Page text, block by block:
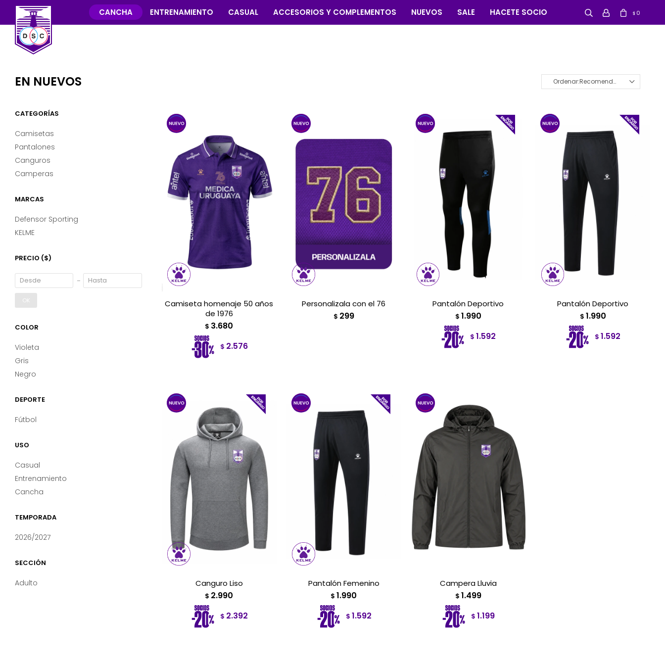
CANCHA ENTRENAMIENTO CASUAL ACCESORIOS Y COMPLEMENTOS NUEVOS SALE HACETE SOCIO $ 0
EN NUEVOS Recomendados
Camiseta homenaje 50 años
de 1976
$ 3.680
$ 2.576
Personalizala con el 76
$ 299
Pantalón Deportivo
$ 1.990
$ 1.592
Pantalón Deportivo
$ 1.990
$ 1.592
Canguro Liso
$ 2.990
$ 2.392
Pantalón Femenino
$ 1.990
$ 1.592
Campera Lluvia
$ 1.499
$ 1.199
CATEGORÍAS
Camisetas
Pantalones
Canguros
Camperas
MARCAS
Defensor Sporting
KELME
PRECIO ($)
OK
COLOR
Violeta
Gris
Negro
DEPORTE
Fútbol
USO
Casual
Entrenamiento
Cancha
TEMPORADA
2026/2027
SECCIÓN
Adulto